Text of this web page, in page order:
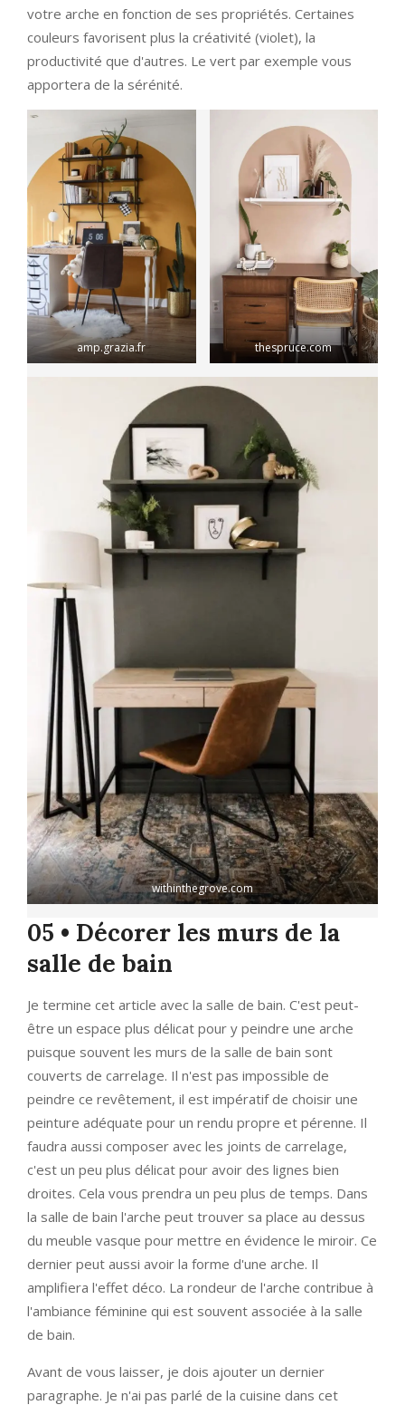
votre arche en fonction de ses propriétés. Certaines
couleurs favorisent plus la créativité (violet), la
productivité que d'autres. Le vert par exemple vous
apportera de la sérénité.
amp.grazia.fr thespruce.com
withinthegrove.com
05 • Décorer les murs de la
salle de bain
Je termine cet article avec la salle de bain. C'est peut-
être un espace plus délicat pour y peindre une arche
puisque souvent les murs de la salle de bain sont
couverts de carrelage. Il n'est pas impossible de
peindre ce revêtement, il est impératif de choisir une
peinture adéquate pour un rendu propre et pérenne. Il
faudra aussi composer avec les joints de carrelage,
c'est un peu plus délicat pour avoir des lignes bien
droites. Cela vous prendra un peu plus de temps. Dans
la salle de bain l'arche peut trouver sa place au dessus
du meuble vasque pour mettre en évidence le miroir. Ce
dernier peut aussi avoir la forme d'une arche. Il
amplifiera l'effet déco. La rondeur de l'arche contribue à
l'ambiance féminine qui est souvent associée à la salle
de bain.
Avant de vous laisser, je dois ajouter un dernier
paragraphe. Je n'ai pas parlé de la cuisine dans cet